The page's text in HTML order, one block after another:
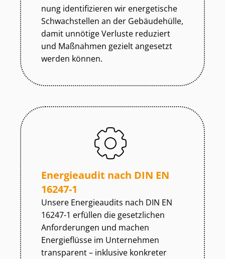
nung identifizieren wir energetische
Schwachstellen an der Gebäudehülle,
damit unnötige Verluste reduziert
und Maßnahmen gezielt angesetzt
werden können.
Energieaudit nach DIN EN
16247-1
Unsere Energieaudits nach DIN EN
16247-1 erfüllen die gesetzlichen
Anforderungen und machen
Energieflüsse im Unternehmen
transparent – inklusive konkreter